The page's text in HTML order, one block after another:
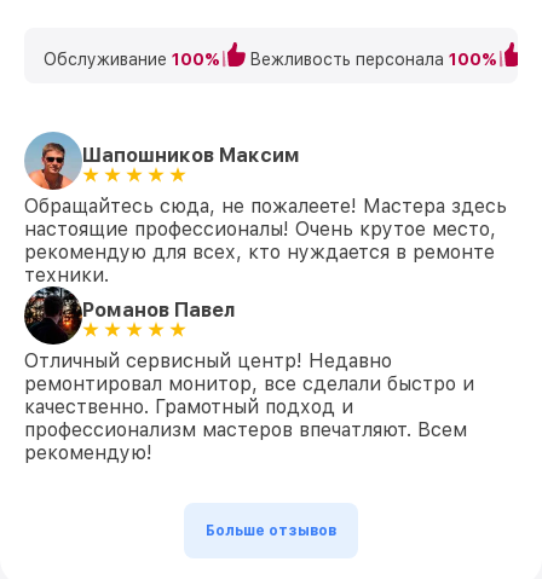
Обслуживание 100% Вежливость персонала 100%
Шапошников Максим
Обращайтесь сюда, не пожалеете! Мастера здесь
настоящие профессионалы! Очень крутое место,
рекомендую для всех, кто нуждается в ремонте
техники.
Романов Павел
Отличный сервисный центр! Недавно
ремонтировал монитор, все сделали быстро и
качественно. Грамотный подход и
профессионализм мастеров впечатляют. Всем
рекомендую!
Больше отзывов